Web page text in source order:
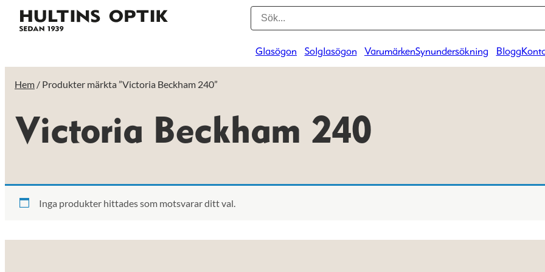
Glasögon Solglasögon VarumärkenSynundersökning Blogg
Hem / Produkter märkta ”Victoria Beckham 240”
Victoria Beckham 240
Inga produkter hittades som motsvarar ditt val.